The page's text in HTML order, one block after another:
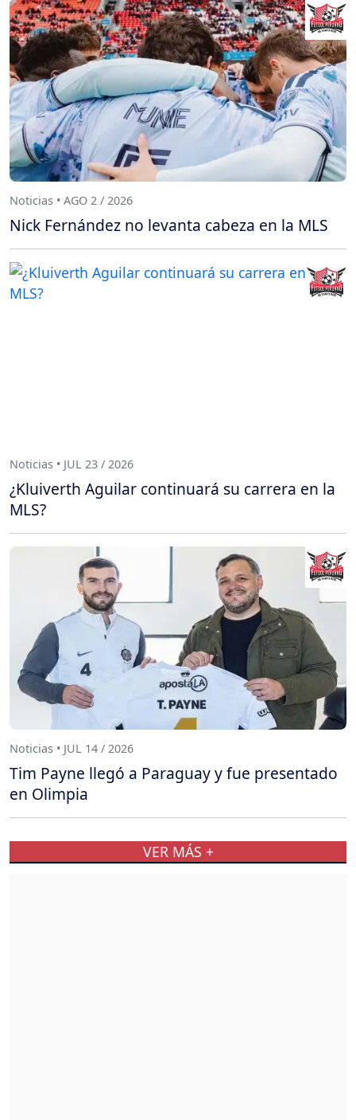
Noticias • AGO 2 / 2026
Nick Fernández no levanta cabeza en la MLS
Noticias • JUL 23 / 2026
¿Kluiverth Aguilar continuará su carrera en la
MLS?
Noticias • JUL 14 / 2026
Tim Payne llegó a Paraguay y fue presentado
en Olimpia
VER MÁS +